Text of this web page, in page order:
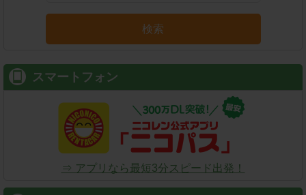
検索
スマートフォン
⇒ アプリなら最短3分スピード出発！